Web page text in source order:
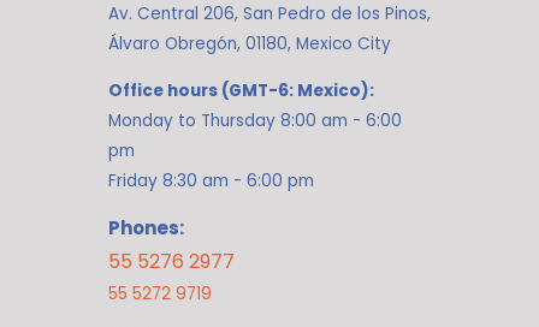
Av. Central 206, San Pedro de los Pinos,
Álvaro Obregón, 01180, Mexico City
Office hours (GMT-6: Mexico):
Monday to Thursday 8:00 am - 6:00
pm
Friday 8:30 am - 6:00 pm
Phones:
55 5276 2977
55 5272 9719